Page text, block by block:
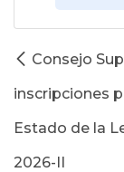
Consejo
inscripciones
Estado de la
2026-II